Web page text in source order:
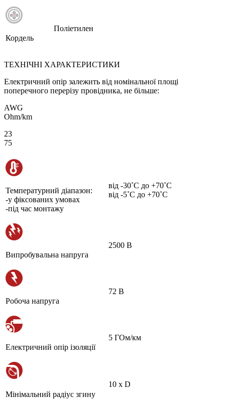
Кордель
Поліетилен
ТЕХНІЧНІ ХАРАКТЕРИСТИКИ
Електричний опір залежить від номінальної площі
поперечного перерізу провідника, не більше:
AWG
Ohm/km
23
75
Температурний діапазон:
-у фіксованих умовах
-під час монтажу
від -30˚С до +70˚С
від -5˚С до +70˚С
Випробувальна напруга
2500 В
Робоча напруга
72 В
Електричний опір ізоляції
5 ГОм/км
Мінімальний радіус згину
10 х D